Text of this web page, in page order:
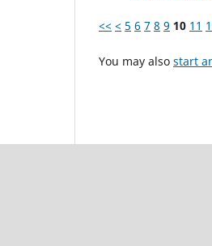
<< < 5 6 7 8 9 10 11
You may also start